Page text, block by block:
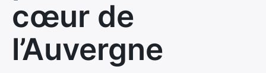
cœur de
l’Auvergne